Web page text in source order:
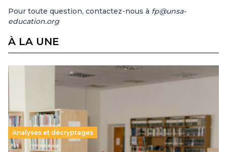
Pour toute question, contactez-nous à fp@unsa-
education.org
À LA UNE
Analyses et décryptages